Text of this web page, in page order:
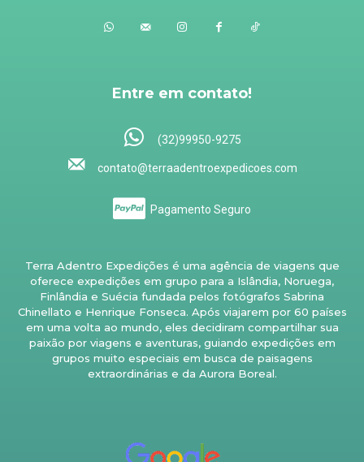
Entre em contato!
(32)99950-9275
contato@terraadentroexpedicoes.com
Pagamento Seguro
Terra Adentro Expedições é uma agência de viagens que
oferece expedições em grupo para a Islândia, Noruega,
Finlândia e Suécia fundada pelos fotógrafos Sabrina
Chinellato e Henrique Fonseca. Após viajarem por 60 países
em uma volta ao mundo, eles decidiram compartilhar sua
paixão por viagens e aventuras, guiando expedições em
grupos muito especiais em busca de paisagens
extraordinárias e da Aurora Boreal.